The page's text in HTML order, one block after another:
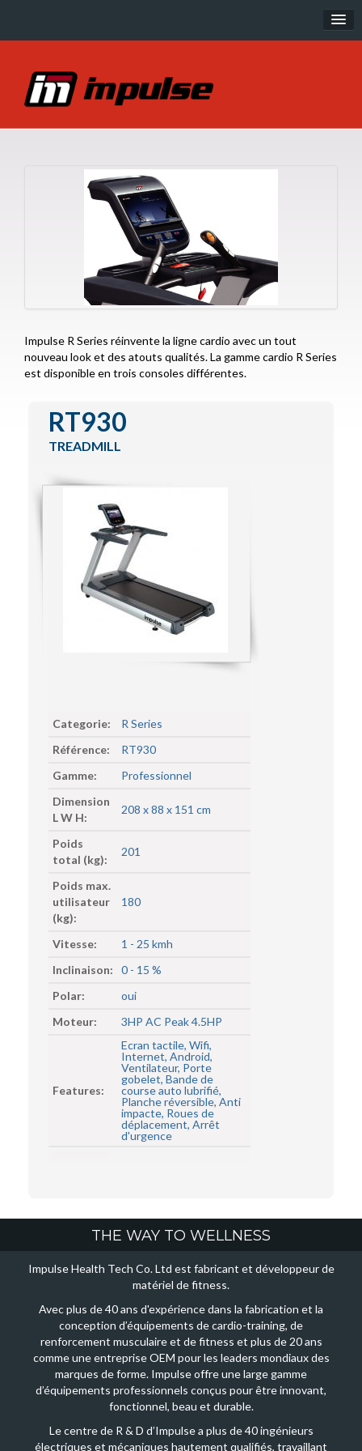
Musculation
IT Line
P Series
Functional Training
Contact
Impulse R Series réinvente la ligne cardio avec un tout
nouveau look et des atouts qualités. La gamme cardio R Series
est disponible en trois consoles différentes.
RT930
TREADMILL
Categorie:
R Series
Référence:
RT930
Gamme:
Professionnel
Dimension
L W H:
208 x 88 x 151 cm
Poids
total (kg):
201
Poids max.
utilisateur
(kg):
180
Vitesse:
1 - 25 kmh
Inclinaison:
0 - 15 %
Polar:
oui
Moteur:
3HP AC Peak 4.5HP
Features:
Ecran tactile, Wifi,
Internet, Android,
Ventilateur, Porte
gobelet, Bande de
course auto lubrifié,
Planche réversible, Anti
impacte, Roues de
déplacement, Arrêt
d'urgence
THE WAY TO WELLNESS
Impulse Health Tech Co. Ltd est fabricant et développeur de
matériel de fitness.
Avec plus de 40 ans d'expérience dans la fabrication et la
conception d’équipements de cardio-training, de
renforcement musculaire et de fitness et plus de 20 ans
comme une entreprise OEM pour les leaders mondiaux des
marques de forme. Impulse offre une large gamme
d’équipements professionnels conçus pour être innovant,
fonctionnel, beau et durable.
Le centre de R & D d’Impulse a plus de 40 ingénieurs
électriques et mécaniques hautement qualifiés, travaillant